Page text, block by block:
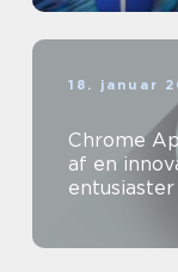
18. januar
Chrome
af en
entusiaster